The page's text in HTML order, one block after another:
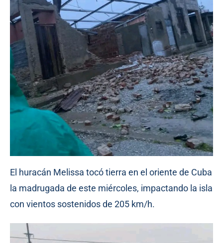
El huracán Melissa tocó tierra en el oriente de Cuba
la madrugada de este miércoles, impactando la isla
con vientos sostenidos de 205 km/h.